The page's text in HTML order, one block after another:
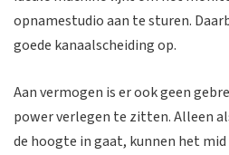
opnamestudio aan te sturen.
goede kanaalscheiding op.
Aan vermogen is er ook geen
power verlegen te zitten. Alleen
de hoogte in gaat, kunnen het